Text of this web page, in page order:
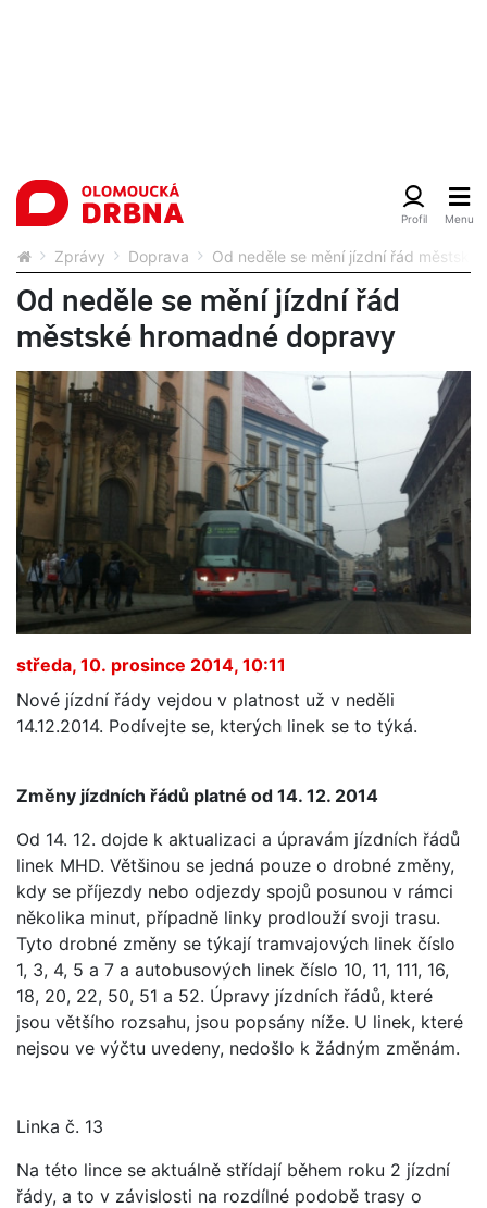
Zprávy Doprava Od neděle se mění jízdní řád městské
Od neděle se mění jízdní řád
městské hromadné dopravy
středa, 10. prosince 2014, 10:11
Nové jízdní řády vejdou v platnost už v neděli
14.12.2014. Podívejte se, kterých linek se to týká.
Změny jízdních řádů platné od 14. 12. 2014
Od 14. 12. dojde k aktualizaci a úpravám jízdních řádů
linek MHD. Většinou se jedná pouze o drobné změny,
kdy se příjezdy nebo odjezdy spojů posunou v rámci
několika minut, případně linky prodlouží svoji trasu.
Tyto drobné změny se týkají tramvajových linek číslo
1, 3, 4, 5 a 7 a autobusových linek číslo 10, 11, 111, 16,
18, 20, 22, 50, 51 a 52. Úpravy jízdních řádů, které
jsou většího rozsahu, jsou popsány níže. U linek, které
nejsou ve výčtu uvedeny, nedošlo k žádným změnám.
Linka č. 13
Na této lince se aktuálně střídají během roku 2 jízdní
řády, a to v závislosti na rozdílné podobě trasy o